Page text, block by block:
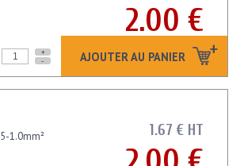
2.00 €
AJOUTER AU PANIER
+
-
1.67 € HT
1.0mm²